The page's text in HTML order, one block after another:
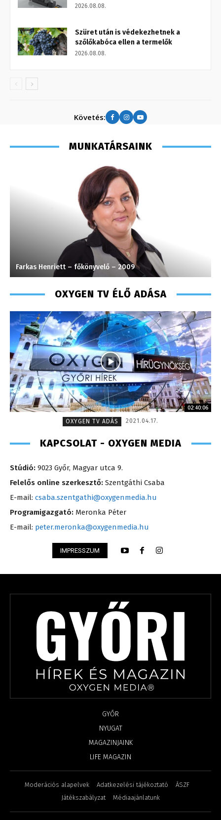
2026.08.08.
Szüret után is védekezhetnek a
szőlőkabóca ellen a termelők
2026.08.08.
Követés:
MUNKATÁRSAINK
Farkas Henriett – főkönyvelő – 2009
OXYGEN TV ÉLŐ ADÁSA
02:40:06
OXYGEN TV ADÁS
2021.04.17.
KAPCSOLAT - OXYGEN MEDIA
Stúdió: 9023 Győr, Magyar utca 9.
Felelős online szerkesztő: Szentgáthi Csaba
E-mail: csaba.szentgathi@oxygenmedia.hu
Programigazgató: Meronka Péter
E-mail: peter.meronka@oxygenmedia.hu
IMPRESSZUM
GYŐR
NYUGAT
MAGAZINJAINK
LIFE MAGAZIN
Moderációs alapelvek Adatkezelési tájékoztató
ÁSZF
Játékszabályzat
Médiaajánlatunk